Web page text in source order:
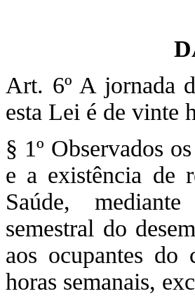
Art. 6º A jornada
esta Lei é de vinte
§ 1º Observados
e a existência de
Saúde,
semestral do
aos ocupantes do
horas semanais,